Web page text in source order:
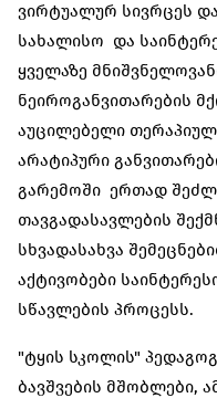
ვირტუალურ სივრცეს
სახალისო და
ყველაზე
ნეიროგანვითარების
აუცილებელი
არატიპური
გარემოში ერთად
თავგადასავლების
სხვადასახვა
აქტივობები
სწავლების პროცესს.
"ტყის სკოლის"
ბავშვების მშობლები,